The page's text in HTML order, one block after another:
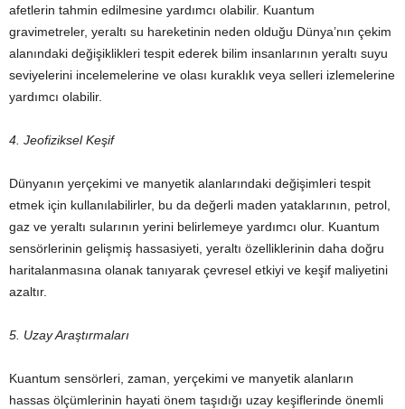
afetlerin tahmin edilmesine yardımcı olabilir. Kuantum
gravimetreler, yeraltı su hareketinin neden olduğu Dünya’nın çekim
alanındaki değişiklikleri tespit ederek bilim insanlarının yeraltı suyu
seviyelerini incelemelerine ve olası kuraklık veya selleri izlemelerine
yardımcı olabilir.
4. Jeofiziksel Keşif
Dünyanın yerçekimi ve manyetik alanlarındaki değişimleri tespit
etmek için kullanılabilirler, bu da değerli maden yataklarının, petrol,
gaz ve yeraltı sularının yerini belirlemeye yardımcı olur. Kuantum
sensörlerinin gelişmiş hassasiyeti, yeraltı özelliklerinin daha doğru
haritalanmasına olanak tanıyarak çevresel etkiyi ve keşif maliyetini
azaltır.
5. Uzay Araştırmaları
Kuantum sensörleri, zaman, yerçekimi ve manyetik alanların
hassas ölçümlerinin hayati önem taşıdığı uzay keşiflerinde önemli